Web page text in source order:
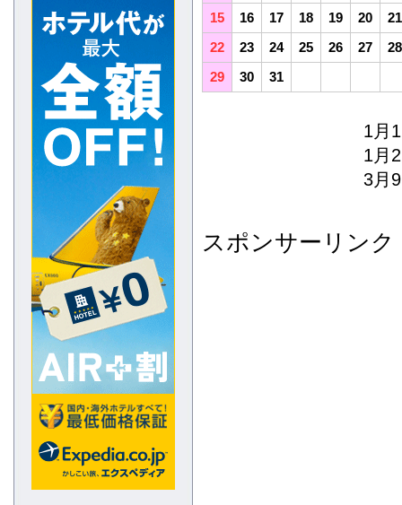
15
16 17 18 19 20
21
22
23 24 25 26 27
28
29
30 31
1月
1月
3月
スポンサーリンク